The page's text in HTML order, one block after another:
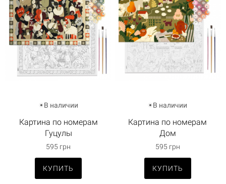
В наличии
Картина по номерам
Гуцулы
595 грн
КУПИТЬ
В наличии
Картина по номерам
Дом
595 грн
КУПИТЬ